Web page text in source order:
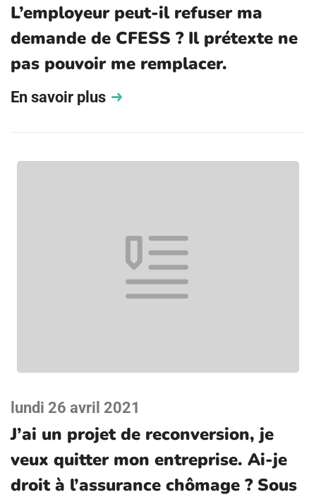
L’employeur peut-il refuser ma
demande de CFESS ? Il prétexte ne
pas pouvoir me remplacer.
En savoir plus
lundi 26 avril 2021
J’ai un projet de reconversion, je
veux quitter mon entreprise. Ai-je
droit à l’assurance chômage ? Sous